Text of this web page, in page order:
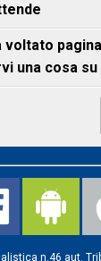
voltato
una cosa su
n.46 aut.